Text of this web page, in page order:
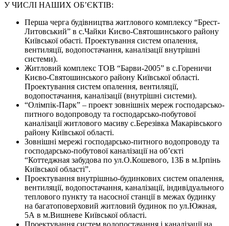
У ЧИСЛІ НАШИХ ОБ’ЄКТІВ:
Перша черга будівництва житлового комплексу “Брест-
Литовський” в с.Чайки Києво-Святошинського району
Київської обасті. Проектування систем опалення,
вентиляції, водопостачання, каналізації внутрішні
системи).
Житловий комплекс ТОВ “Барви-2005” в с.Гореничи
Києво-Святошинського району Київської області.
Проектування систем опалення, вентиляції,
водопостачання, каналізації (внутрішні системи).
“Олімпік-Парк” – проект зовнішніх мереж господарсько-
питного водопроводу та господарсько-побутової
каналізації житлового масиву с.Березівка ​​Макарівського
району Київської області.
Зовнішні мережі господарсько-питного водопроводу та
господарсько-побутової каналізації на об’єкті
“Коттеджная забудова по ул.О.Кошевого, 13Б в м.Ірпінь
Київської області”.
Проектування внутрішньо-будинкових систем опалення,
вентиляції, водопостачання, каналізації, індивідуального
теплового пункту та насосної станції в межах будинку
на багатоповерховий житловий будинок по ул.Южная,
5А в м.Вишневе Київської області.